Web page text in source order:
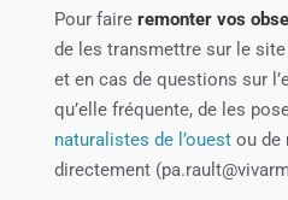
Pour faire remonter vos
de les transmettre sur le site
et en cas de questions sur
qu’elle fréquente, de les
naturalistes de l’ouestou de
directement